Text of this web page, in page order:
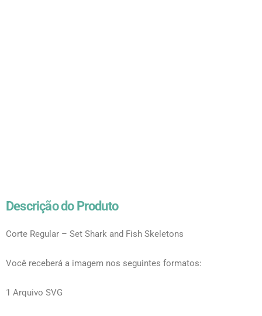
Descrição do Produto
Corte Regular – Set Shark and Fish Skeletons
Você receberá a imagem nos seguintes formatos:
1 Arquivo SVG